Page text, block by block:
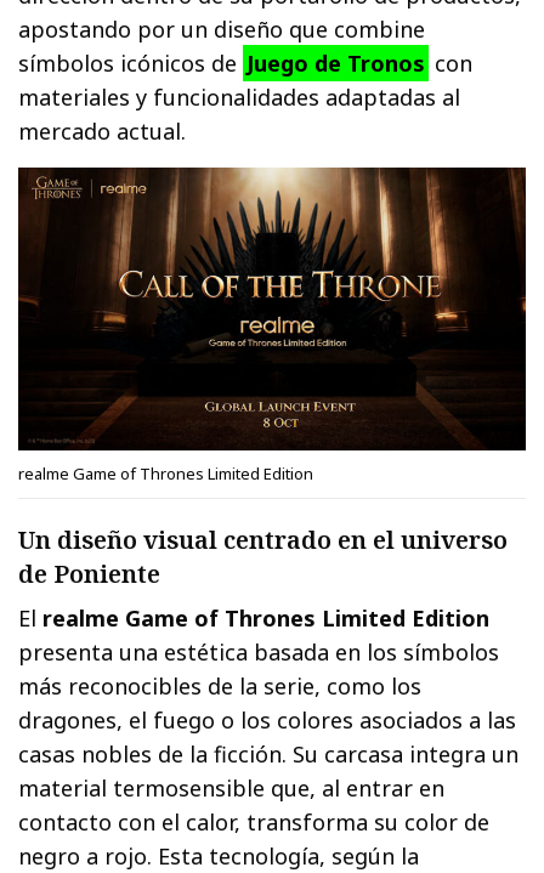
apostando por un diseño que combine
símbolos icónicos de Juego de Tronos con
materiales y funcionalidades adaptadas al
mercado actual.
realme Game of Thrones Limited Edition
Un diseño visual centrado en el universo
de Poniente
El realme Game of Thrones Limited Edition
presenta una estética basada en los símbolos
más reconocibles de la serie, como los
dragones, el fuego o los colores asociados a las
casas nobles de la ficción. Su carcasa integra un
material termosensible que, al entrar en
contacto con el calor, transforma su color de
negro a rojo. Esta tecnología, según la